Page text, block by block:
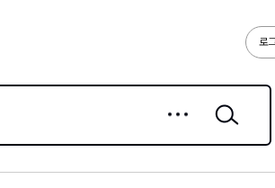
로
검색